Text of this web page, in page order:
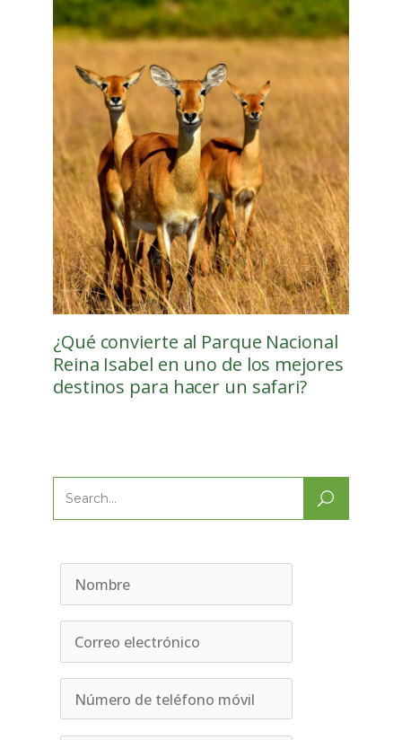
¿Qué convierte al Parque Nacional
Reina Isabel en uno de los mejores
destinos para hacer un safari?
Search